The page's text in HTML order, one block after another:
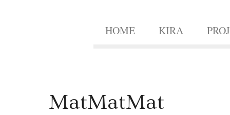
HOME KIRA
MatMatMat